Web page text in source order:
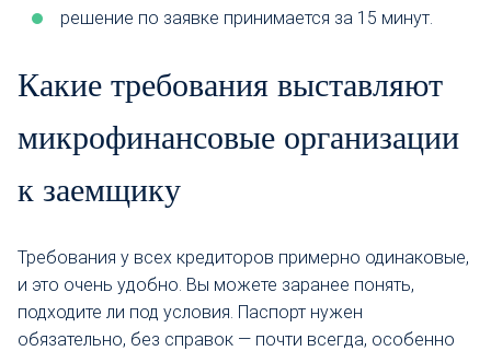
решение по заявке принимается за 15 минут.
Какие требования выставляют
микрофинансовые организации
к заемщику
Требования у всех кредиторов примерно одинаковые,
и это очень удобно. Вы можете заранее понять,
подходите ли под условия. Паспорт нужен
обязательно, без справок — почти всегда, особенно